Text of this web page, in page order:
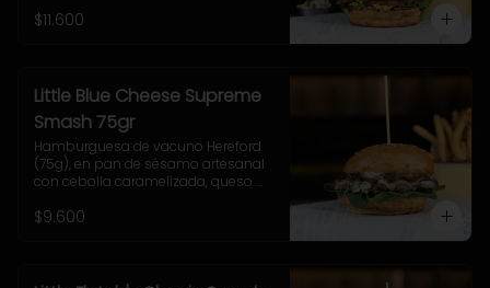
Acompañamiento a elección y
coleslaw
$11.600
Little Blue Cheese Supreme
Smash 75gr
Hamburguesa de vacuno Hereford
(75g), en pan de sésamo artesanal
con cebolla caramelizada, queso
casera de queso azul. Incluye papas
$9.600